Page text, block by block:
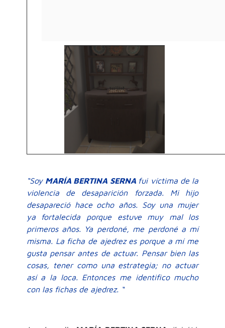
“Soy MARÍA BERTINA SERNA fui víctima de la
violencia de desaparición forzada. Mi hijo
desapareció hace ocho años. Soy una mujer
ya fortalecida porque estuve muy mal los
primeros años. Ya perdoné, me perdoné a mí
misma. La ficha de ajedrez es porque a mí me
gusta pensar antes de actuar. Pensar bien las
cosas, tener como una estrategia; no actuar
así a la loca. Entonces me identifico mucho
con las fichas de ajedrez. “